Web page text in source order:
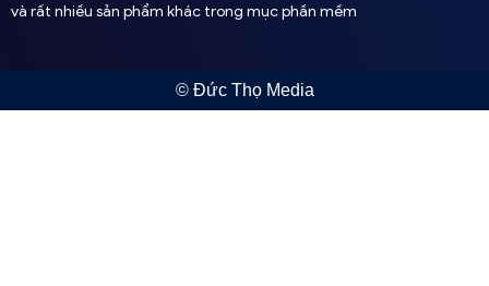
và rất nhiều sản phẩm khác trong mục phần mềm
© Đức Thọ Media